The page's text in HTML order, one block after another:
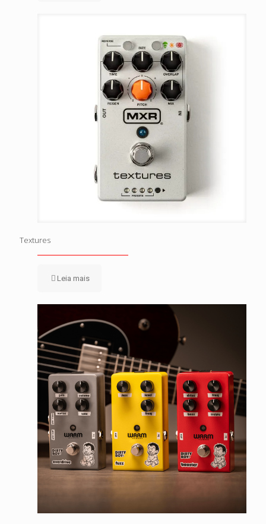
Textures
Leia mais